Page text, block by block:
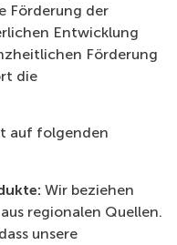
Förderung der
Entwicklung
Förderung
die
auf folgenden
Wir beziehen
regionalen Quellen.
unsere